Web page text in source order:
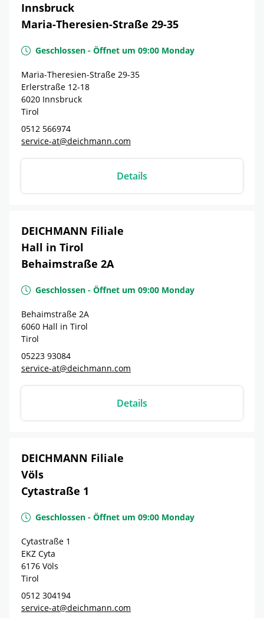
Innsbruck
Maria-Theresien-Straße 29-35
Geschlossen - Öffnet um 09:00 Monday
Maria-Theresien-Straße 29-35
Erlerstraße 12-18
6020 Innsbruck
Tirol
0512 566974
service-at@deichmann.com
Details
DEICHMANN Filiale
Hall in Tirol
Behaimstraße 2A
Geschlossen - Öffnet um 09:00 Monday
Behaimstraße 2A
6060 Hall in Tirol
Tirol
05223 93084
service-at@deichmann.com
Details
DEICHMANN Filiale
Völs
Cytastraße 1
Geschlossen - Öffnet um 09:00 Monday
Cytastraße 1
EKZ Cyta
6176 Völs
Tirol
0512 304194
service-at@deichmann.com